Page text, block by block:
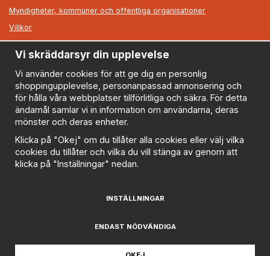
Myndigheter, kommuner och offentliga organisationer
Villkor
Information
Om oss
Nyheter
Nyhetsbrev
Logga in
Om cookies
Cookie inställningar
Policy
Vi skräddarsyr din upplevelse
Vi använder cookies för att ge dig en personlig
shoppingupplevelse, personanpassad annonsering och
för hålla våra webbplatser tillförlitliga och säkra. För detta
ändamål samlar vi in information om användarna, deras
mönster och deras enheter.
Klicka på "Okej" om du tillåter alla cookies eller välj vilka
cookies du tillåter och vilka du vill stänga av genom att
klicka på "Inställningar" nedan.
INSTÄLLNINGAR
ENDAST NÖDVÄNDIGA